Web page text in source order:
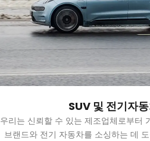
SUV 및 전기자
우리는 신뢰할 수 있는 제조업체로부터
브랜드와 전기 자동차를 소싱하는 데